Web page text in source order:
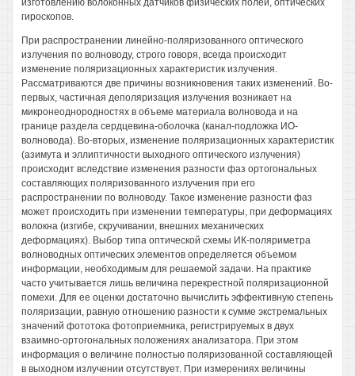
изготовлению волоконных датчиков физических полей, оптических
гироскопов.
При распространении линейно-поляризованного оптического
излучения по волноводу, строго говоря, всегда происходит
изменение поляризационных характеристик излучения.
Рассматриваются две причины возникновения таких изменений. Во-
первых, частичная деполяризация излучения возникает на
микронеоднородностях в объеме материала волновода и на
границе раздела сердцевина-оболочка (канал-подложка ИО-
волновода). Во-вторых, изменение поляризационных характеристик
(азимута и эллиптичности выходного оптического излучения)
происходит вследствие изменения разности фаз ортогональных
составляющих поляризованного излучения при его
распространении по волноводу. Такое изменение разности фаз
может происходить при изменении температуры, при деформациях
волокна (изгибе, скручивании, внешних механических
деформациях). Выбор типа оптической схемы ИК-поляриметра
волноводных оптических элементов определяется объемом
информации, необходимым для решаемой задачи. На практике
часто учитывается лишь величина перекрестной поляризационной
помехи. Для ее оценки достаточно вычислить эффективную степень
поляризации, равную отношению разности к сумме экстремальных
значений фототока фотоприемника, регистрируемых в двух
взаимно-ортогональных положениях анализатора. При этом
информация о величине полностью поляризованной составляющей
в выходном излучении отсутствует. При измерениях величины